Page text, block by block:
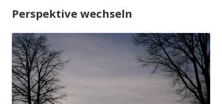
Perspektive wechseln